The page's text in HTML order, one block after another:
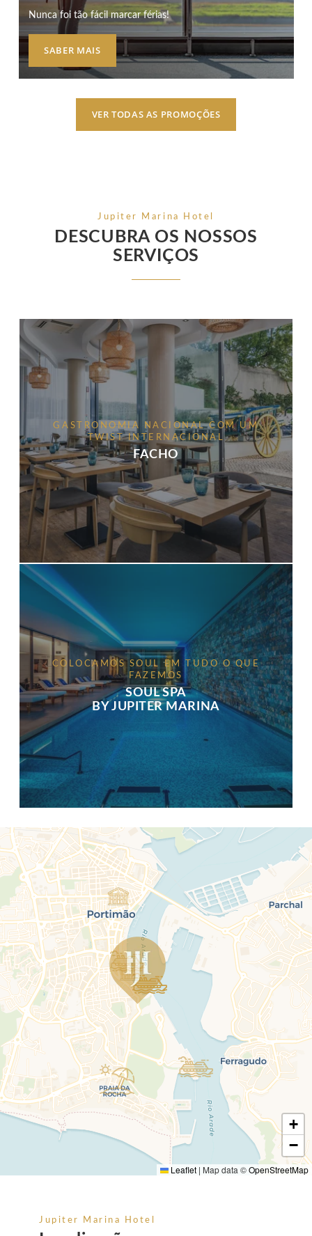
Nunca foi tão fácil marcar férias!
SABER MAIS
VER TODAS AS PROMOÇÕES
Jupiter Marina Hotel
DESCUBRA OS NOSSOS
SERVIÇOS
GASTRONOMIA NACIONAL COM UM
TWIST INTERNACIONAL
FACHO
COLOCAMOS SOUL EM TUDO O QUE
FAZEMOS
SOUL SPA
BY JUPITER MARINA
+
−
Leaflet | Map data ©OpenStreetMap
Jupiter Marina Hotel